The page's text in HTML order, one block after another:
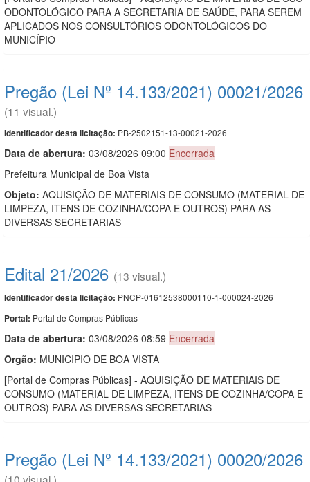
ODONTOLÓGICO PARA A SECRETARIA DE SAÚDE, PARA SEREM
APLICADOS NOS CONSULTÓRIOS ODONTOLÓGICOS DO
MUNICÍPIO
Pregão (Lei Nº 14.133/2021) 00021/2026
(11 visual.)
Identificador desta licitação: PB-2502151-13-00021-2026
Data de abertura: 03/08/2026 09:00 Encerrada
Prefeitura Municipal de Boa Vista
Objeto: AQUISIÇÃO DE MATERIAIS DE CONSUMO (MATERIAL DE
LIMPEZA, ITENS DE COZINHA/COPA E OUTROS) PARA AS
DIVERSAS SECRETARIAS
Edital 21/2026 (13 visual.)
Identificador desta licitação: PNCP-01612538000110-1-000024-2026
Portal: Portal de Compras Públicas
Data de abertura: 03/08/2026 08:59 Encerrada
Orgão: MUNICIPIO DE BOA VISTA
[Portal de Compras Públicas] - AQUISIÇÃO DE MATERIAIS DE
CONSUMO (MATERIAL DE LIMPEZA, ITENS DE COZINHA/COPA E
OUTROS) PARA AS DIVERSAS SECRETARIAS
Pregão (Lei Nº 14.133/2021) 00020/2026
(10 visual.)